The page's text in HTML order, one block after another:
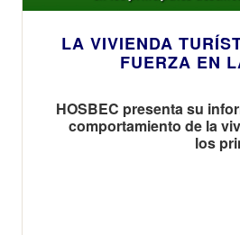
LA VIVIENDA
FUERZA EN
HOSBEC presenta su
comportamiento de la
los